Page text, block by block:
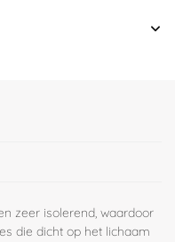
zeer isolerend, waardoor
die dicht op het lichaam